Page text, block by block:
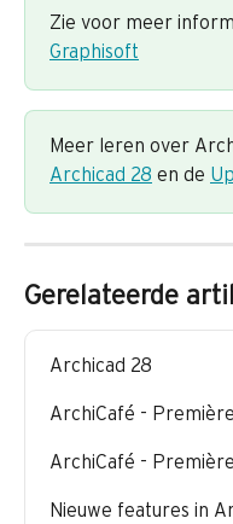
Zie voor meer
Graphisoft
Meer leren over
Archicad 28 en de
Gerelateerde
Archicad 28
ArchiCafé -
ArchiCafé -
Nieuwe features in